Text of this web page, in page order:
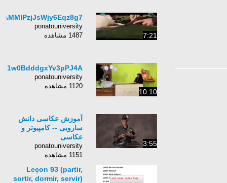
7:21
ponatouniversity
1487 مشاهده
10:10
ponatouniversity
1120 مشاهده
3:55
آموزش عکاسی دانش
سارویی -- کامپیوتر و
عکاسی
ponatouniversity
1151 مشاهده
Leçon 93 (partir,
sortir, dormir, servir)